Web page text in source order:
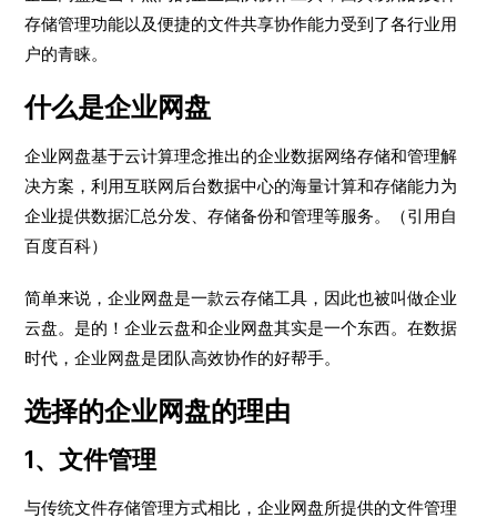
存储管理功能以及便捷的文件共享协作能力受到了各行业用
户的青睐。
什么是企业网盘
企业网盘基于云计算理念推出的企业数据网络存储和管理解
决方案，利用互联网后台数据中心的海量计算和存储能力为
企业提供数据汇总分发、存储备份和管理等服务。（引用自
百度百科）
简单来说，企业网盘是一款云存储工具，因此也被叫做企业
云盘。是的！企业云盘和企业网盘其实是一个东西。在数据
时代，企业网盘是团队高效协作的好帮手。
选择的企业网盘的理由
1、文件管理
与传统文件存储管理方式相比，企业网盘所提供的文件管理